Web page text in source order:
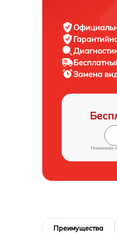
Замена
Нажимая
Преимущества